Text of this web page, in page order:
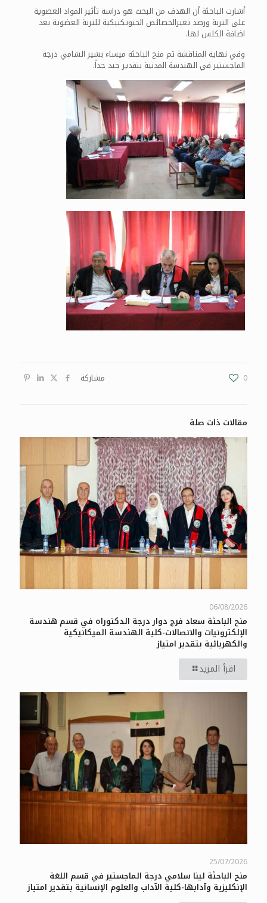
أشارت الباحثة أن الهدف من البحث هو دراسة تأثير المواد العضوية
على التربة ورصد تغيرالخصائص الجيوتكنيكية للتربة العضوية بعد
اضافة الكلس لها.
وفي نهاية المناقشة تم منح الباحثة ميساء بشير الشامي درجة
الماجستير في الهندسة المدنية بتقدير جيد جداً.
مشاركة 0
مقالات ذات صلة
06/08/2026
منح الباحثة سعاد فرج دوار درجة الدكتوراه في قسم هندسة
الإلكترونيات والاتصالات-كلية الهندسة الميكانيكية
والكهربائية بتقدير امتياز
اقرأ المزيد
25/07/2026
منح الباحثة لينا سلامي درجة الماجستير في قسم اللغة
الإنكليزية وآدابها-كلية الآداب والعلوم الإنسانية بتقدير امتياز